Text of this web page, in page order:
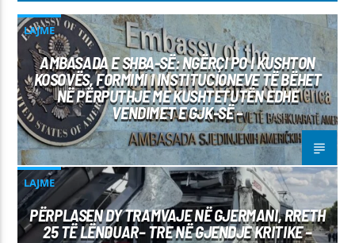
LAJME
AMBASADA E SHBA-SË: NGËRÇI PO I KUSHTON
KOSOVËS, FORMIMI I INSTITUCIONEVE TË BËHET
NË PËRPUTHJE ME KUSHTETUTËN EDHE
VENDIMET E GJK-SË –
LAJME
PËRPLASEN DY TRAMVAJE NË GJERMANI, RRETH
25 TË LËNDUAR– TRE NË GJENDJE KRITIKE –